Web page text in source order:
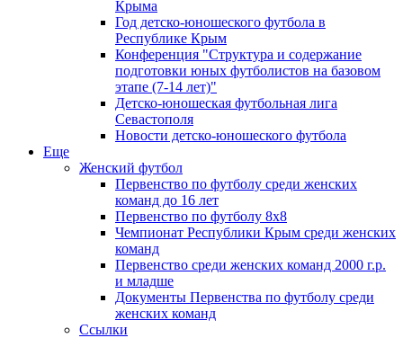
Крыма
Год детско-юношеского футбола в
Республике Крым
Конференция "Структура и содержание
подготовки юных футболистов на базовом
этапе (7-14 лет)"
Детско-юношеская футбольная лига
Севастополя
Новости детско-юношеского футбола
Еще
Женский футбол
Первенство по футболу среди женских
команд до 16 лет
Первенство по футболу 8х8
Чемпионат Республики Крым среди женских
команд
Первенство среди женских команд 2000 г.р.
и младше
Документы Первенства по футболу среди
женских команд
Ссылки